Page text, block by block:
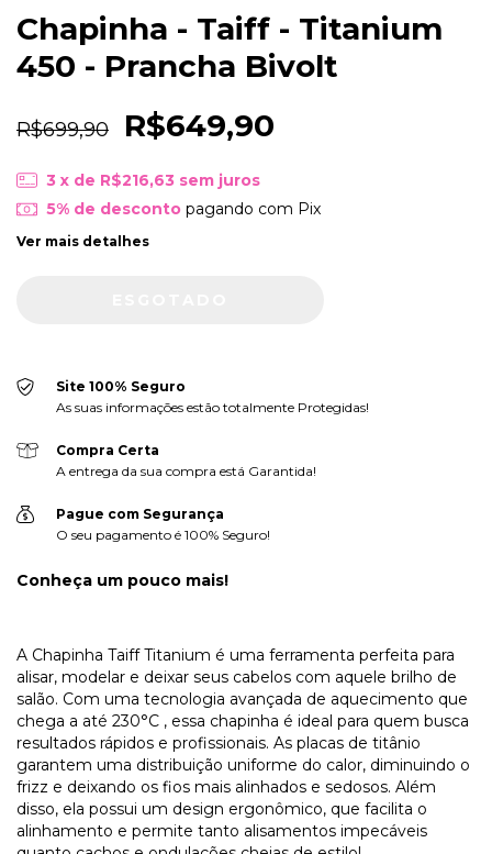
Chapinha - Taiff - Titanium
450 - Prancha Bivolt
R$699,90 R$649,90
3 x de R$216,63 sem juros
5% de descontopagando com Pix
Ver mais detalhes
Site 100% Seguro
As suas informações estão totalmente Protegidas!
Compra Certa
A entrega da sua compra está Garantida!
Pague com Segurança
O seu pagamento é 100% Seguro!
Conheça um pouco mais!
A Chapinha Taiff Titanium é uma ferramenta perfeita para
alisar, modelar e deixar seus cabelos com aquele brilho de
salão. Com uma tecnologia avançada de aquecimento que
chega a até 230°C , essa chapinha é ideal para quem busca
resultados rápidos e profissionais. As placas de titânio
garantem uma distribuição uniforme do calor, diminuindo o
frizz e deixando os fios mais alinhados e sedosos. Além
disso, ela possui um design ergonômico, que facilita o
alinhamento e permite tanto alisamentos impecáveis